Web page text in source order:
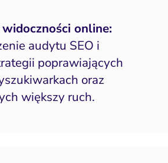
online:
audytu SEO i
poprawiających
oraz
większy ruch.